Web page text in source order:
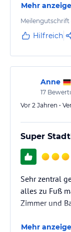
Mehr
Meilengutschrift
Hilfreich
Anne
17
Vor 2 Jahren •
Super
Sehr zentral
alles zu Fuß
Zimmer und
Mehr